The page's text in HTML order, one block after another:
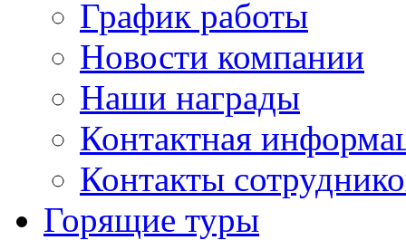
График работы
Новости компании
Наши награды
Контактная
Контакты
Горящие туры